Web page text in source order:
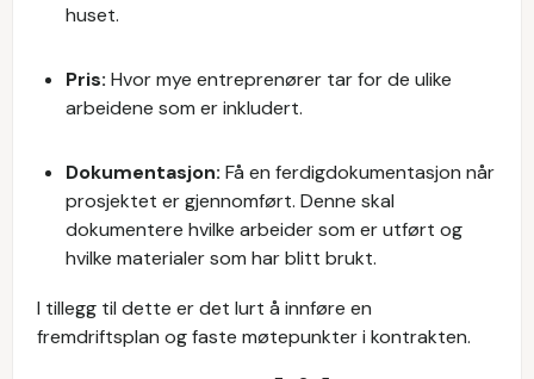
huset.
Pris: Hvor mye entreprenører tar for de ulike
arbeidene som er inkludert.
Dokumentasjon: Få en ferdigdokumentasjon når
prosjektet er gjennomført. Denne skal
dokumentere hvilke arbeider som er utført og
hvilke materialer som har blitt brukt.
I tillegg til dette er det lurt å innføre en
fremdriftsplan og faste møtepunkter i kontrakten.